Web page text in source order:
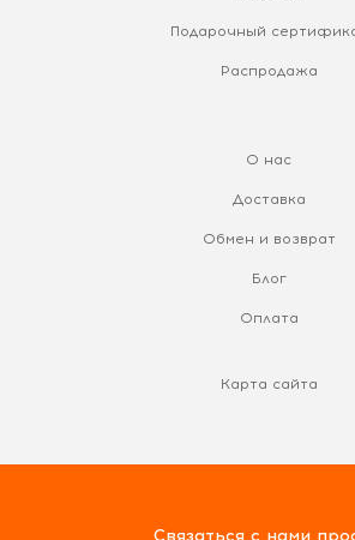
Подарочный
Распродажа
О нас
Доставка
Обмен и возврат
Блог
Оплата
Карта сайта
Связаться с нами